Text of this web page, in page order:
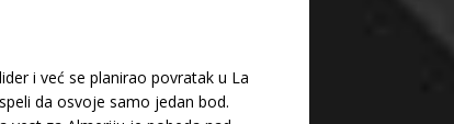
i već se planirao povratak u La
da osvoje samo jedan bod.